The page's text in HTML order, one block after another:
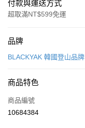
付款與運送方式
超取滿NT$599免運
信用卡一次付款
LINE Pay
Apple Pay
品牌
BLACKYAK 韓國登山品牌
商品特色
商品編號
10684384